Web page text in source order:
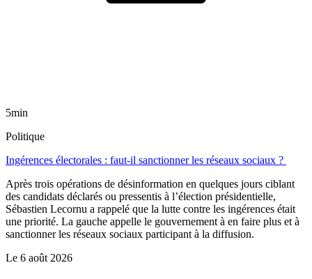
5min
Politique
Ingérences électorales : faut-il sanctionner les réseaux sociaux ?
Après trois opérations de désinformation en quelques jours ciblant
des candidats déclarés ou pressentis à l’élection présidentielle,
Sébastien Lecornu a rappelé que la lutte contre les ingérences était
une priorité. La gauche appelle le gouvernement à en faire plus et à
sanctionner les réseaux sociaux participant à la diffusion.
Le 6 août 2026